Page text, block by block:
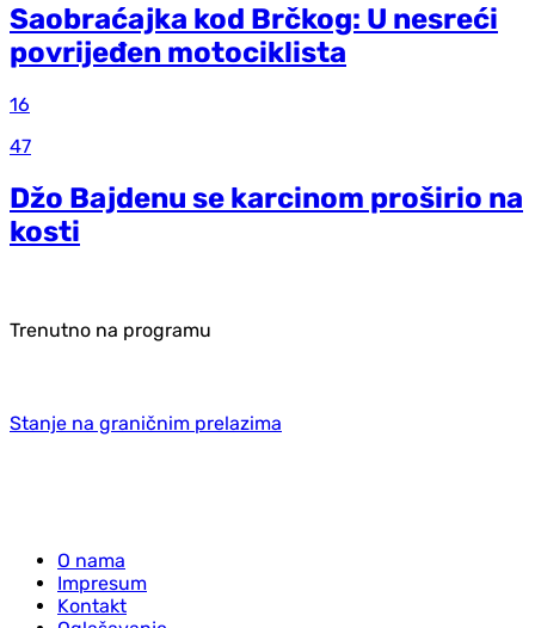
Saobraćajka kod Brčkog: U nesreći
povrijeđen motociklista
16
47
Džo Bajdenu se karcinom proširio na
kosti
Trenutno na programu
Stanje na graničnim prelazima
O nama
Impresum
Kontakt